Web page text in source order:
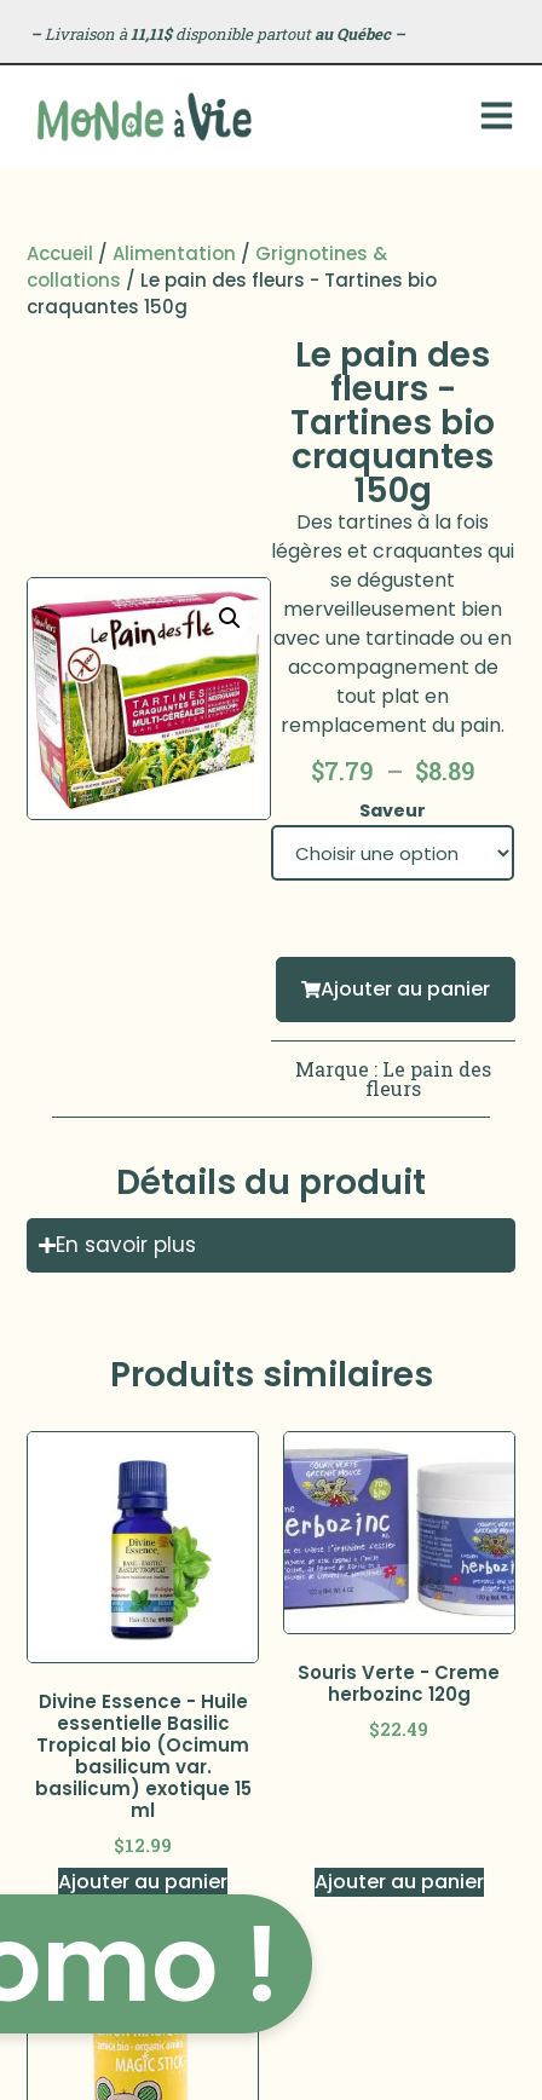
–Livraison à11,11$disponible partoutau Québec –
Accueil /Alimentation / Grignotines &
collations / Le pain des fleurs - Tartines bio
craquantes 150g
Le pain des
fleurs -
Tartines bio
craquantes
150g
Des tartines à la fois
légères et craquantes qui
se dégustent
merveilleusement bien
avec une tartinade ou en
accompagnement de
tout plat en
remplacement du pain.
$7.79 – $8.89
Saveur
Ajouter au panier
Marque : Le pain des
fleurs
Détails du produit
En savoir plus
Produits similaires
Divine Essence - Huile
essentielle Basilic
Tropical bio (Ocimum
basilicum var.
basilicum) exotique 15
ml
$12.99
Ajouter au panier
Souris Verte - Creme
herbozinc 120g
$22.49
Ajouter au panier
!